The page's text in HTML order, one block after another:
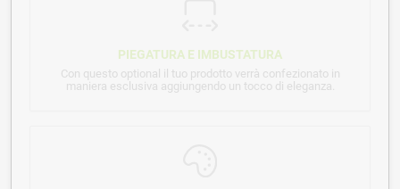
PIEGATURA E IMBUSTATURA
Con questo optional il tuo prodotto verrà confezionato in
maniera esclusiva aggiungendo un tocco di eleganza.